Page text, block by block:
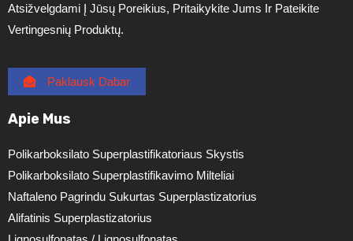
Atsižvelgdami Į Jūsų Poreikius, Pritaikykite Jums Ir Pateikite
Vertingesnių Produktų.
Paklausk Dabar
Apie Mus
Polikarboksilato Superplastifikatoriaus Skystis
Polikarboksilato Superplastifikavimo Milteliai
Naftaleno Pagrindu Sukurtas Superplastizatorius
Alifatinis Superplastizatorius